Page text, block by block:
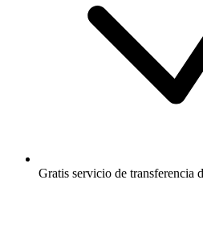
Gratis servicio de transferencia